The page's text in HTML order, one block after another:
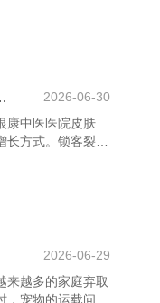
心灵鸡汤。 FT创
颠仆，曾经怀疑我
绝前行。 生涯
但请记着：每一
增长新引擎
2026-06-30
康中医医院皮肤
方式。锁客裂变
膨胀的伏击器
裂变传播”，通过
让用户在参与进程
老用户邀请好友注
过推选赢得专属权
2026-06-29
来越多的家庭弃取
宠物的运载问题